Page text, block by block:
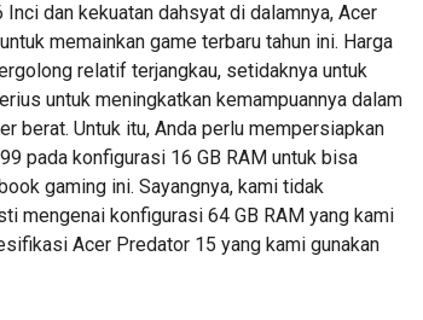
Inci dan kekuatan dahsyat di dalamnya, Acer
memainkan game terbaru tahun ini. Harga
relatif terjangkau, setidaknya untuk
untuk meningkatkan kemampuannya dalam
berat. Untuk itu, Anda perlu mempersiapkan
pada konfigurasi 16 GB RAM untuk bisa
gaming ini. Sayangnya, kami tidak
mengenai konfigurasi 64 GB RAM yang kami
Acer Predator 15 yang kami gunakan